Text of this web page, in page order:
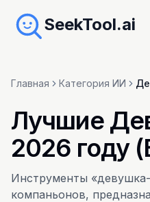
SeekTool.ai
Главная Категория ИИ
Лучшие
2026 году
Инструменты
компаньонов,